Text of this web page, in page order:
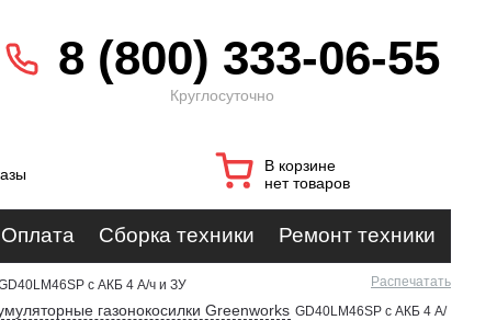
8 (800) 333-06-55
Круглосуточно
В корзине
нет товаров
Оплата Сборка техники Ремонт техники
с АКБ 4 А/ч и ЗУ Распечатать
газонокосилки Greenworks GD40LM46SP с АКБ 4 А/